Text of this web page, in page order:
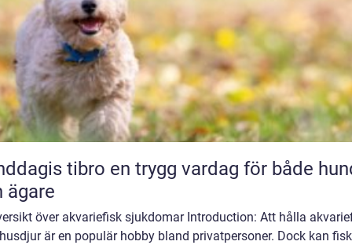
en trygg vardag för både hund
ägare
över akvariefisk sjukdomar Introduction: Att hålla
är en populär hobby bland privatpersoner. Dock kan